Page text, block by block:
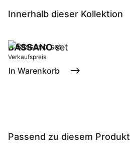
Innerhalb dieser Kollektion
BASSANOset
Verkaufspreis
In Warenkorb
Passend zu diesem Produkt